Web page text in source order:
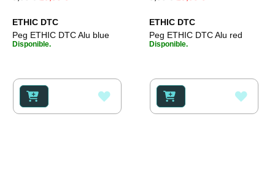
Price
ETHIC DTC
Peg ETHIC DTC Alu blue
Disponible.
A
Price
ETHIC DTC
Peg ETHIC DTC Alu red
Disponible.
A